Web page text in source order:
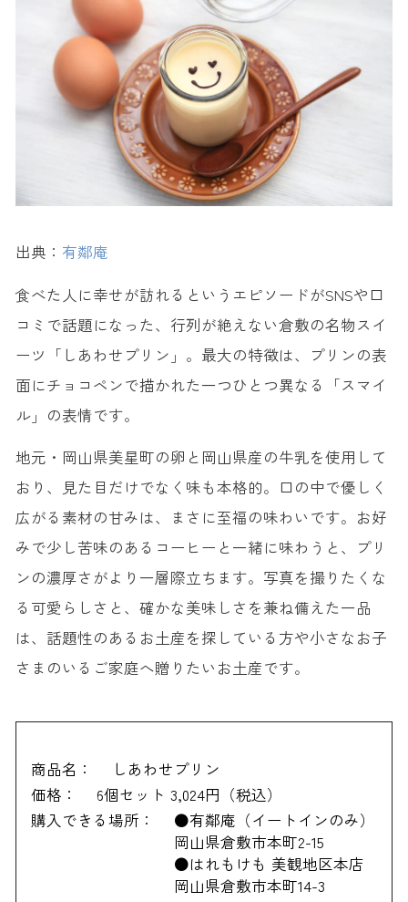
出典： 有鄰庵
食べた人に幸せが訪れるというエピソードがSNSや口
コミで話題になった、行列が絶えない倉敷の名物スイ
ーツ「しあわせプリン」。最大の特徴は、プリンの表
面にチョコペンで描かれた一つひとつ異なる「スマイ
ル」の表情です。
地元・岡山県美星町の卵と岡山県産の牛乳を使用して
おり、見た目だけでなく味も本格的。口の中で優しく
広がる素材の甘みは、まさに至福の味わいです。お好
みで少し苦味のあるコーヒーと一緒に味わうと、プリ
ンの濃厚さがより一層際立ちます。写真を撮りたくな
る可愛らしさと、確かな美味しさを兼ね備えた一品
は、話題性のあるお土産を探している方や小さなお子
さまのいるご家庭へ贈りたいお土産です。
商品名：
しあわせプリン
価格：
6個セット 3,024円（税込）
購入できる場所：
●有鄰庵（イートインのみ）
岡山県倉敷市本町2-15
●はれもけも 美観地区本店
岡山県倉敷市本町14-3